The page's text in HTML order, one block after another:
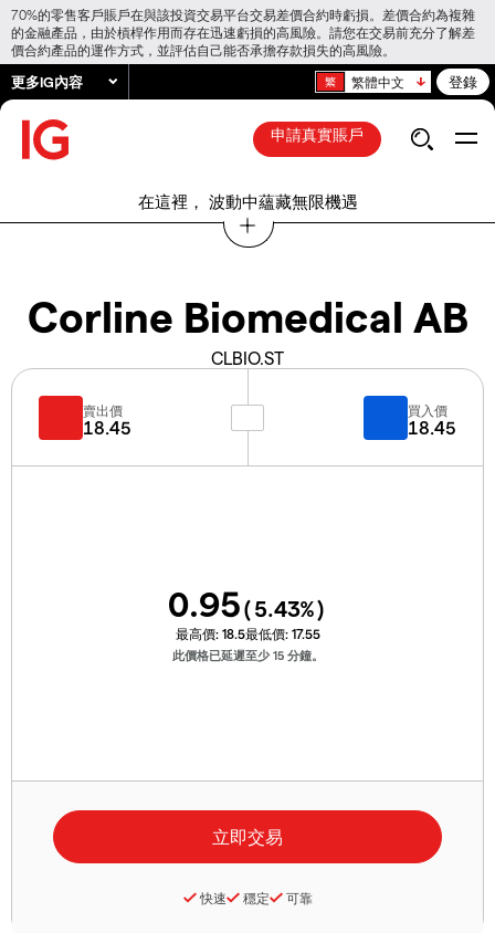
70%的零售客戶賬戶在與該投資交易平台交易差價合約時虧損。差價合約為複雜
的金融產品，由於槓桿作用而存在迅速虧損的高風險。請您在交易前充分了解差
價合約產品的運作方式，並評估自己能否承擔存款損失的高風險。
更多IG內容 繁體中文 登錄
申請真實賬戶
在這裡， 波動中蘊藏無限機遇
Corline Biomedical AB
CLBIO.ST
賣出價
18.45
買入價
18.45
0.95(5.43%)
最高價: 18.5最低價: 17.55
此價格已延遲至少 15 分鐘。
快速 穩定 可靠